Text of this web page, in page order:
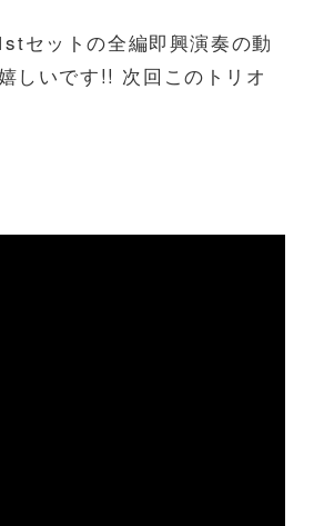
セットの全編即興演奏の動
しいです!! 次回このトリオ